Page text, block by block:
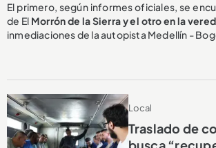
El primero, según informes oficiales, se
de El Morrón de la Sierra y el otro en la
inmediaciones de la autopista Medellín -
Local
Traslado de
busca